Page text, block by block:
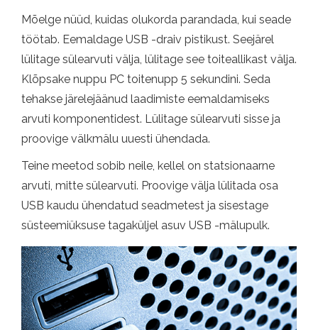
Mõelge nüüd, kuidas olukorda parandada, kui seade
töötab. Eemaldage USB -draiv pistikust. Seejärel
lülitage sülearvuti välja, lülitage see toiteallikast välja.
Klõpsake nuppu PC toitenupp 5 sekundini. Seda
tehakse järelejäänud laadimiste eemaldamiseks
arvuti komponentidest. Lülitage sülearvuti sisse ja
proovige välkmälu uuesti ühendada.
Teine meetod sobib neile, kellel on statsionaarne
arvuti, mitte sülearvuti. Proovige välja lülitada osa
USB kaudu ühendatud seadmetest ja sisestage
süsteemiüksuse tagaküljel asuv USB -mälupulk.